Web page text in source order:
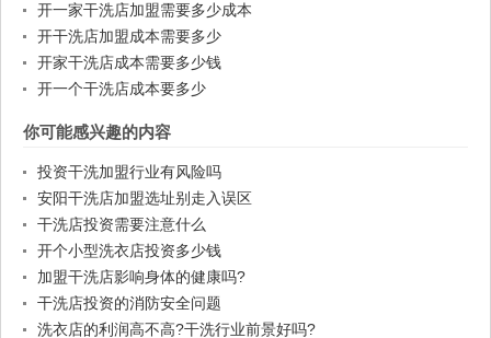
开一家干洗店加盟需要多少成本
开干洗店加盟成本需要多少
开家干洗店成本需要多少钱
开一个干洗店成本要多少
你可能感兴趣的内容
投资干洗加盟行业有风险吗
安阳干洗店加盟选址别走入误区
干洗店投资需要注意什么
开个小型洗衣店投资多少钱
加盟干洗店影响身体的健康吗?
干洗店投资的消防安全问题
洗衣店的利润高不高?干洗行业前景好吗?